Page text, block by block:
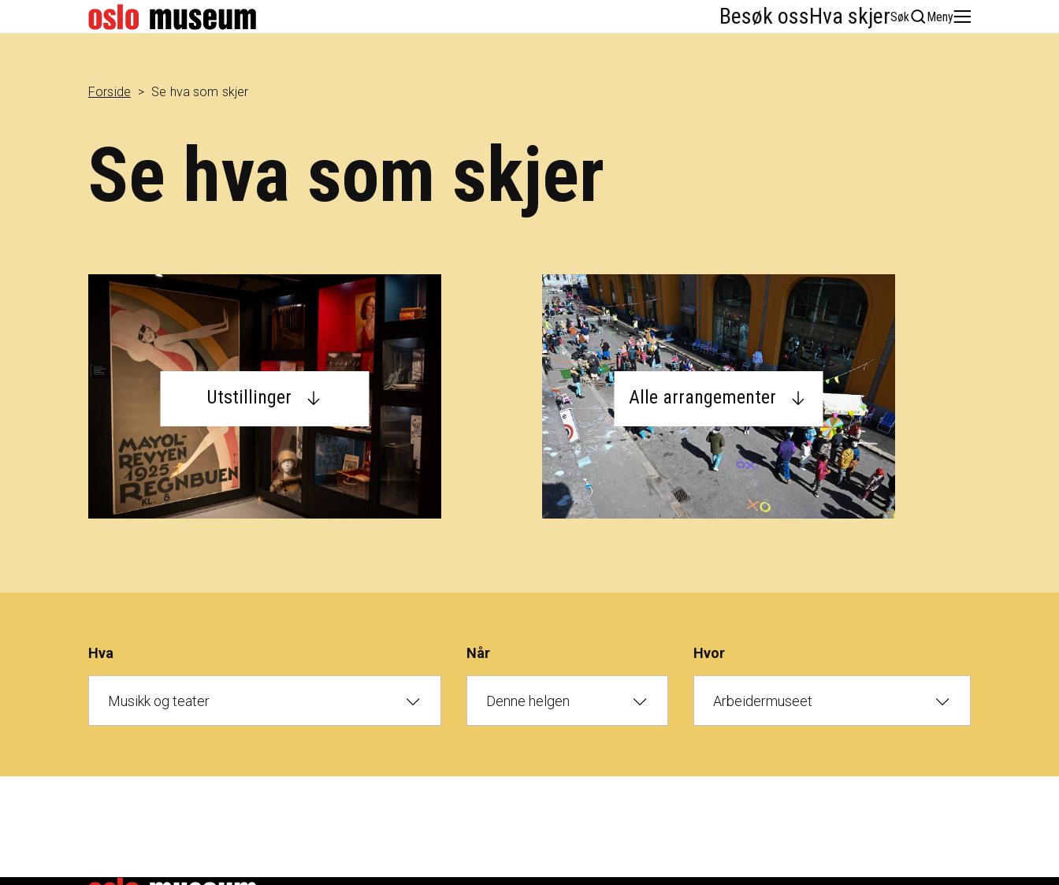
Besøk ossHva skjerEnglish
Søk Meny
Forside Se hva som skjer
Se hva som skjer
Utstillinger Alle arrangementer
Hva
Musikk og teater
Når
Denne helgen
Hvor
Arbeidermuseet